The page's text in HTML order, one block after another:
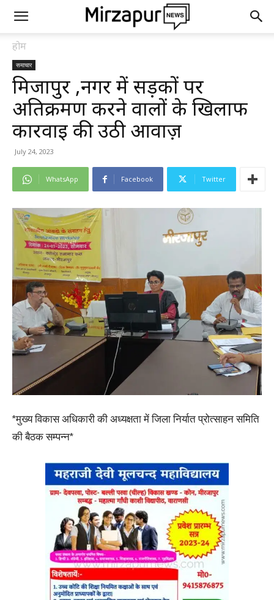
होम
समाचार
मिर्जापुर ,नगर में सड़कों पर
अतिक्रमण करने वालों के खिलाफ
कार्रवाई की उठी आवाज़
July 24, 2023
WhatsApp Facebook Twitter
*मुख्य विकास अधिकारी की अध्यक्षता में जिला निर्यात प्रोत्साहन समिति
की बैठक सम्पन्न*